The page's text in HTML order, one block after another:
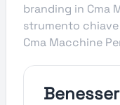
branding in Cma
strumento
Cma Macchine